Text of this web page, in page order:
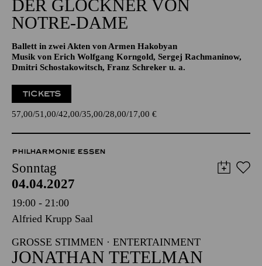
Ballett in zwei Akten von Armen Hakobyan
Musik von Erich Wolfgang Korngold, Sergej Rachmaninow,
TICKETS
PHILHARMONIE ESSEN
Sonntag
04.04.2027
19:00 - 21:00
Alfried Krupp Saal
GROSSE STIMMEN · ENTERTAINMENT
JONATHAN TETELMAN
FROM OPERA TO BROADWAY
Werke von Federico Chueca, Federico Moreno Torroba,